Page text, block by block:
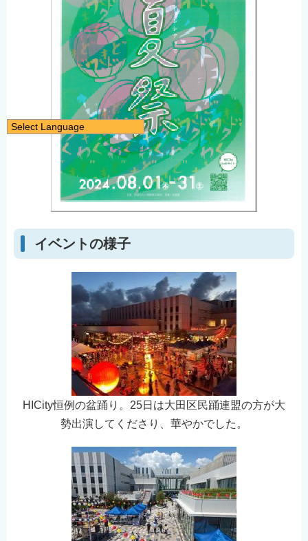
イベントの様子
HICity恒例の盆踊り。25日は大田区民踊連盟の方が大
勢出演してくださり、華やかでした。
Select Language
繁體中文
한국어
नेपाली